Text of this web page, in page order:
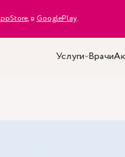
, в GooglePlay.
Услуги Врачи